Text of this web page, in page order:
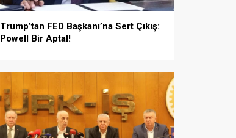
Trump’tan FED Başkanı’na Sert Çıkış:
Powell Bir Aptal!